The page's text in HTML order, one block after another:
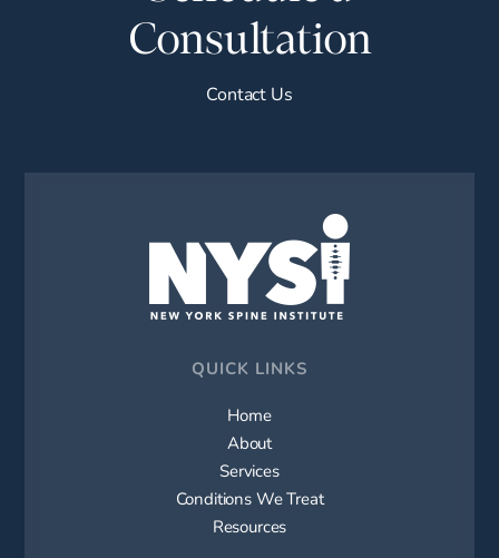
Consultation
Contact Us
QUICK LINKS
Home
About
Services
Conditions We Treat
Resources